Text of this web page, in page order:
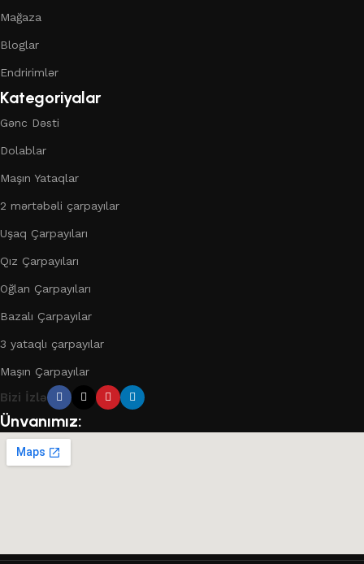
Mağaza
Bloglar
Endririmlər
Kategoriyalar
Gənc Dəsti
Dolablar
Maşın Yataqlar
2 mərtəbəli çarpayılar
Uşaq Çarpayıları
Qız Çarpayıları
Oğlan Çarpayıları
Bazalı Çarpayılar
3 yataqlı çarpayılar
Maşın Çarpayılar
Bizi İzlə
Ünvanımız: